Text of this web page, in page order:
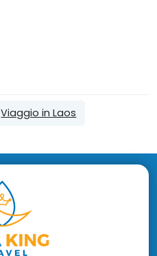
Viaggio in Laos